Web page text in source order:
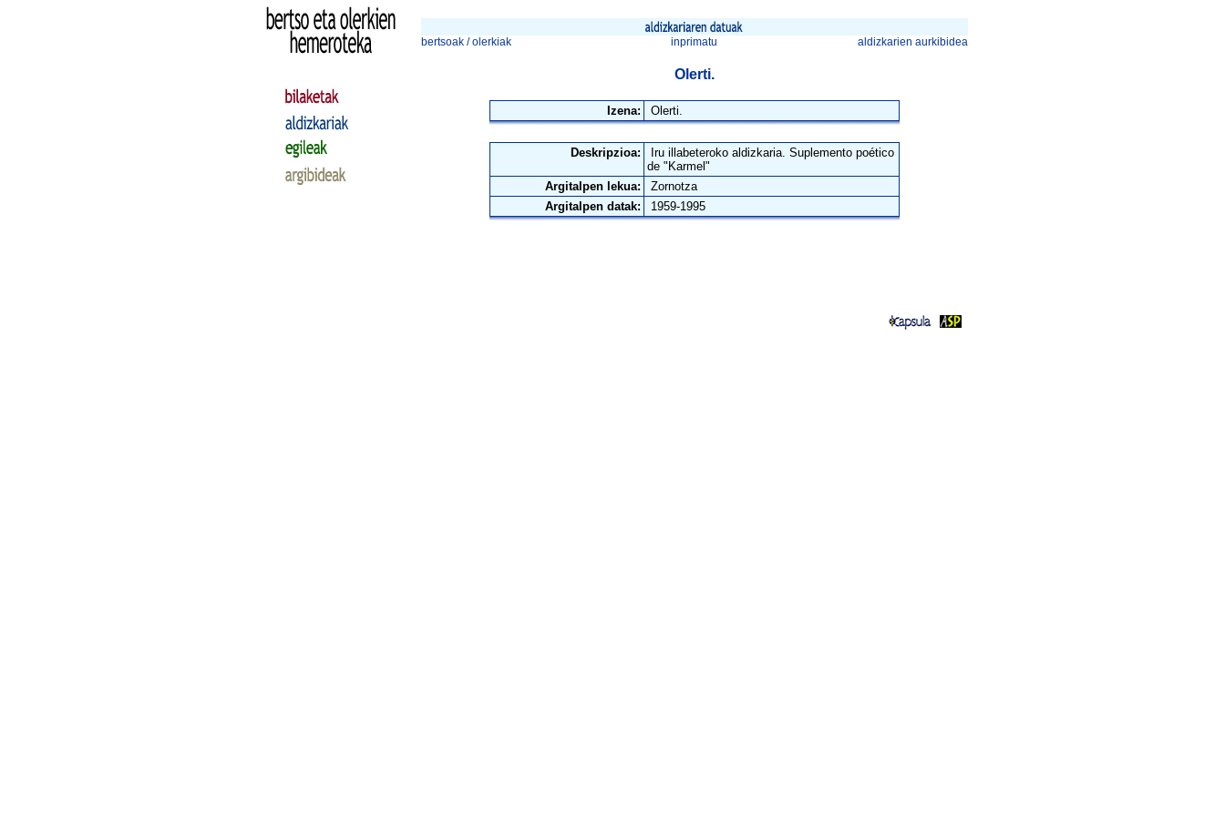
bertsoak / olerkiak inprimatu aldizkarien aurkibidea
Olerti.
Izena: Olerti.
Deskripzioa:
Iru illabeteroko aldizkaria. Suplemento poético
de "Karmel"
Argitalpen lekua:
Zornotza
Argitalpen datak:
1959-1995